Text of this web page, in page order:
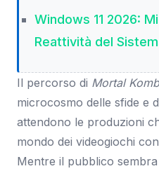
Windows 11 2026:
Reattività del
Il percorso di Mortal
microcosmo delle sfide e
attendono le produzioni
mondo dei videogiochi
Mentre il pubblico